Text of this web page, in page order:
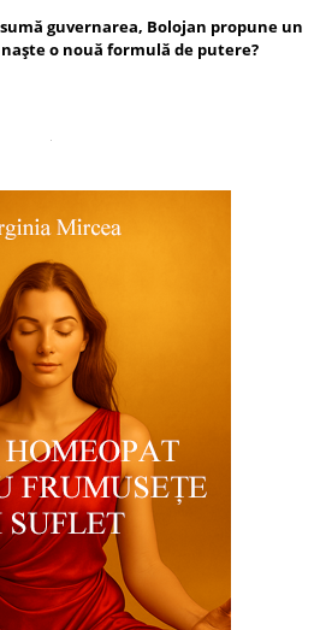
guvernarea, Bolojan propune un
naște o nouă formulă de putere?